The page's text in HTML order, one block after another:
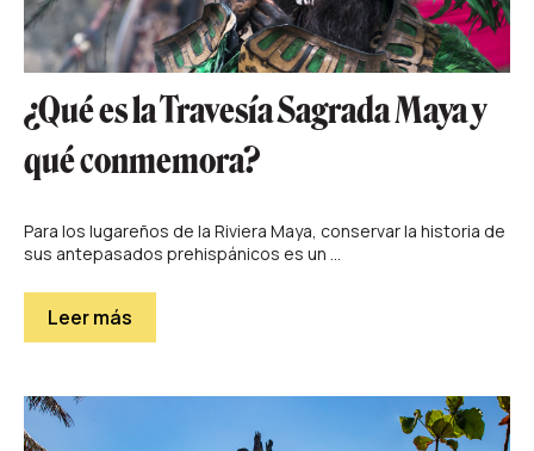
¿Qué es la Travesía Sagrada Maya y
qué conmemora?
Para los lugareños de la Riviera Maya, conservar la historia de
sus antepasados prehispánicos es un ...
Leer más